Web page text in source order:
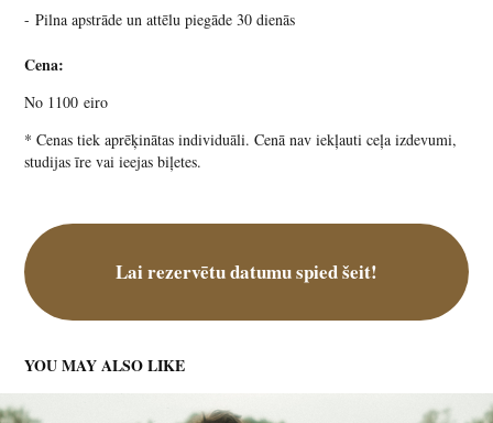
- Pilna apstrāde un attēlu piegāde 30 dienās
Cena:
No 1100 eiro
* Cenas tiek aprēķinātas individuāli. Cenā nav iekļauti ceļa izdevumi,
studijas īre vai ieejas biļetes.
Lai rezervētu datumu spied šeit!
YOU MAY ALSO LIKE